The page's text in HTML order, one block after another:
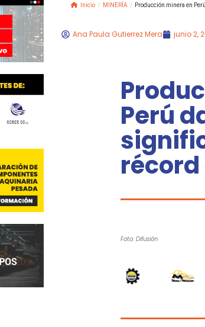
Inicio / MINERÍA / Producción minera en
Ana Paula Gutierrez Mera junio 2,
Perú
récord
Foto: Difusión